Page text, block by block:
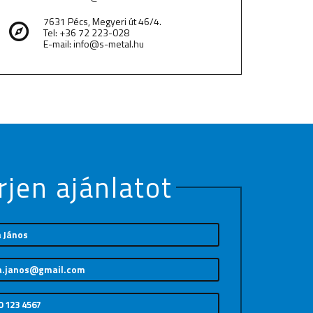
7631 Pécs, Megyeri út 46/4.
Tel: +36 72 223-028
E-mail: info@s-metal.hu
ajánlatot